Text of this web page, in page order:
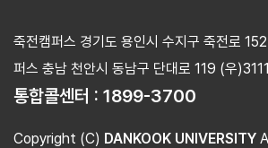
죽전캠퍼스 경기도 용인시 수지구 죽전로
퍼스 충남 천안시 동남구 단대로 119 (우
통합콜센터 : 1899-3700
Copyright (C) DANKOOK UNIVERSITY